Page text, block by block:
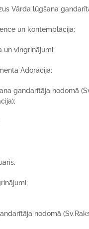
Vārda lūgšana
un kontemplācija;
un vingrinājumi;
Adorācija;
gandarītāja nodomā (
);
;
nodomā (